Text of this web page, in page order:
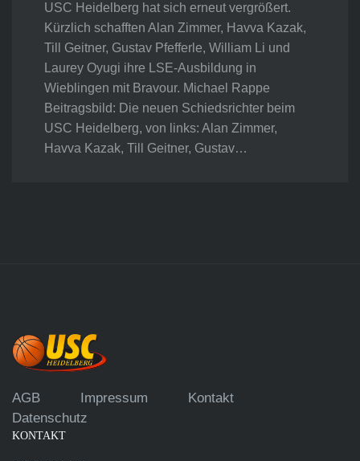
USC Heidelberg hat sich erneut vergrößert.
Kürzlich schafften Alan Zimmer, Havva Kazak,
Till Geitner, Gustav Pfefferle, William Li und
Laurey Oyugi ihre LSE-Ausbildung in
Wieblingen mit Bravour. Michael Rappe
Beitragsbild: Die neuen Schiedsrichter beim
USC Heidelberg, von links: Alan Zimmer,
Havva Kazak, Till Geitner, Gustav…
AGB Impressum
Kontakt
Datenschutz
KONTAKT